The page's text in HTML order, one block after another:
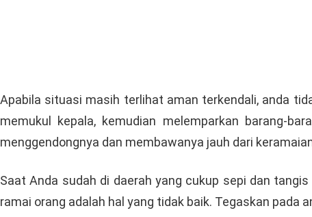
Apabila situasi masih terlihat aman terkendali, anda
memukul kepala, kemudian melemparkan barang-
menggendongnya dan membawanya jauh dari
Saat Anda sudah di daerah yang cukup sepi dan
ramai orang adalah hal yang tidak baik. Tegaskan pada